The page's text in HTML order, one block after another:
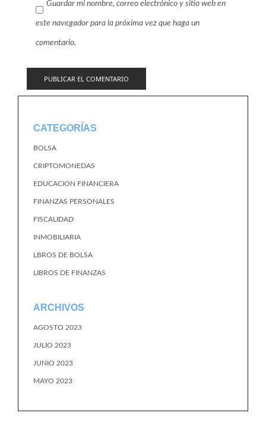
Guardar mi nombre, correo electrónico y sitio web en
este navegador para la próxima vez que haga un
comentario.
CATEGORÍAS
BOLSA
CRIPTOMONEDAS
EDUCACION FINANCIERA
FINANZAS PERSONALES
FISCALIDAD
INMOBILIARIA
LBROS DE BOLSA
LIBROS DE FINANZAS
ARCHIVOS
AGOSTO 2023
JULIO 2023
JUNIO 2023
MAYO 2023